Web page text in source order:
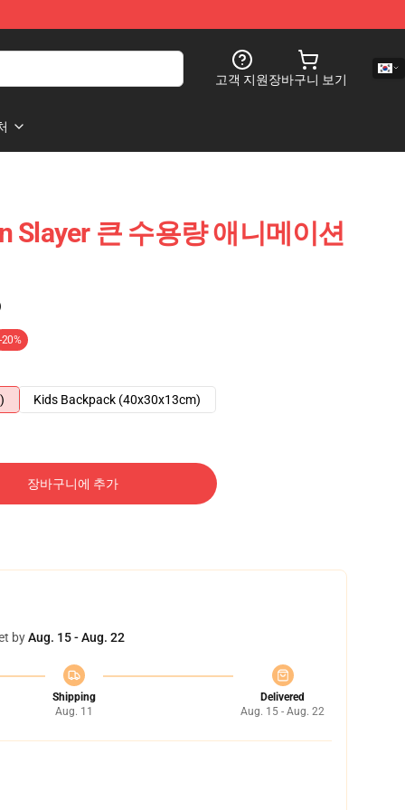
고객 지원장바구니 보기
Slayer 큰 수용량 애니메이션
-20%
Kids Backpack (40x30x13cm)
장바구니에 추가
byAug. 15 - Aug. 22
Shipping
Aug. 11
Delivered
Aug. 15 - Aug. 22